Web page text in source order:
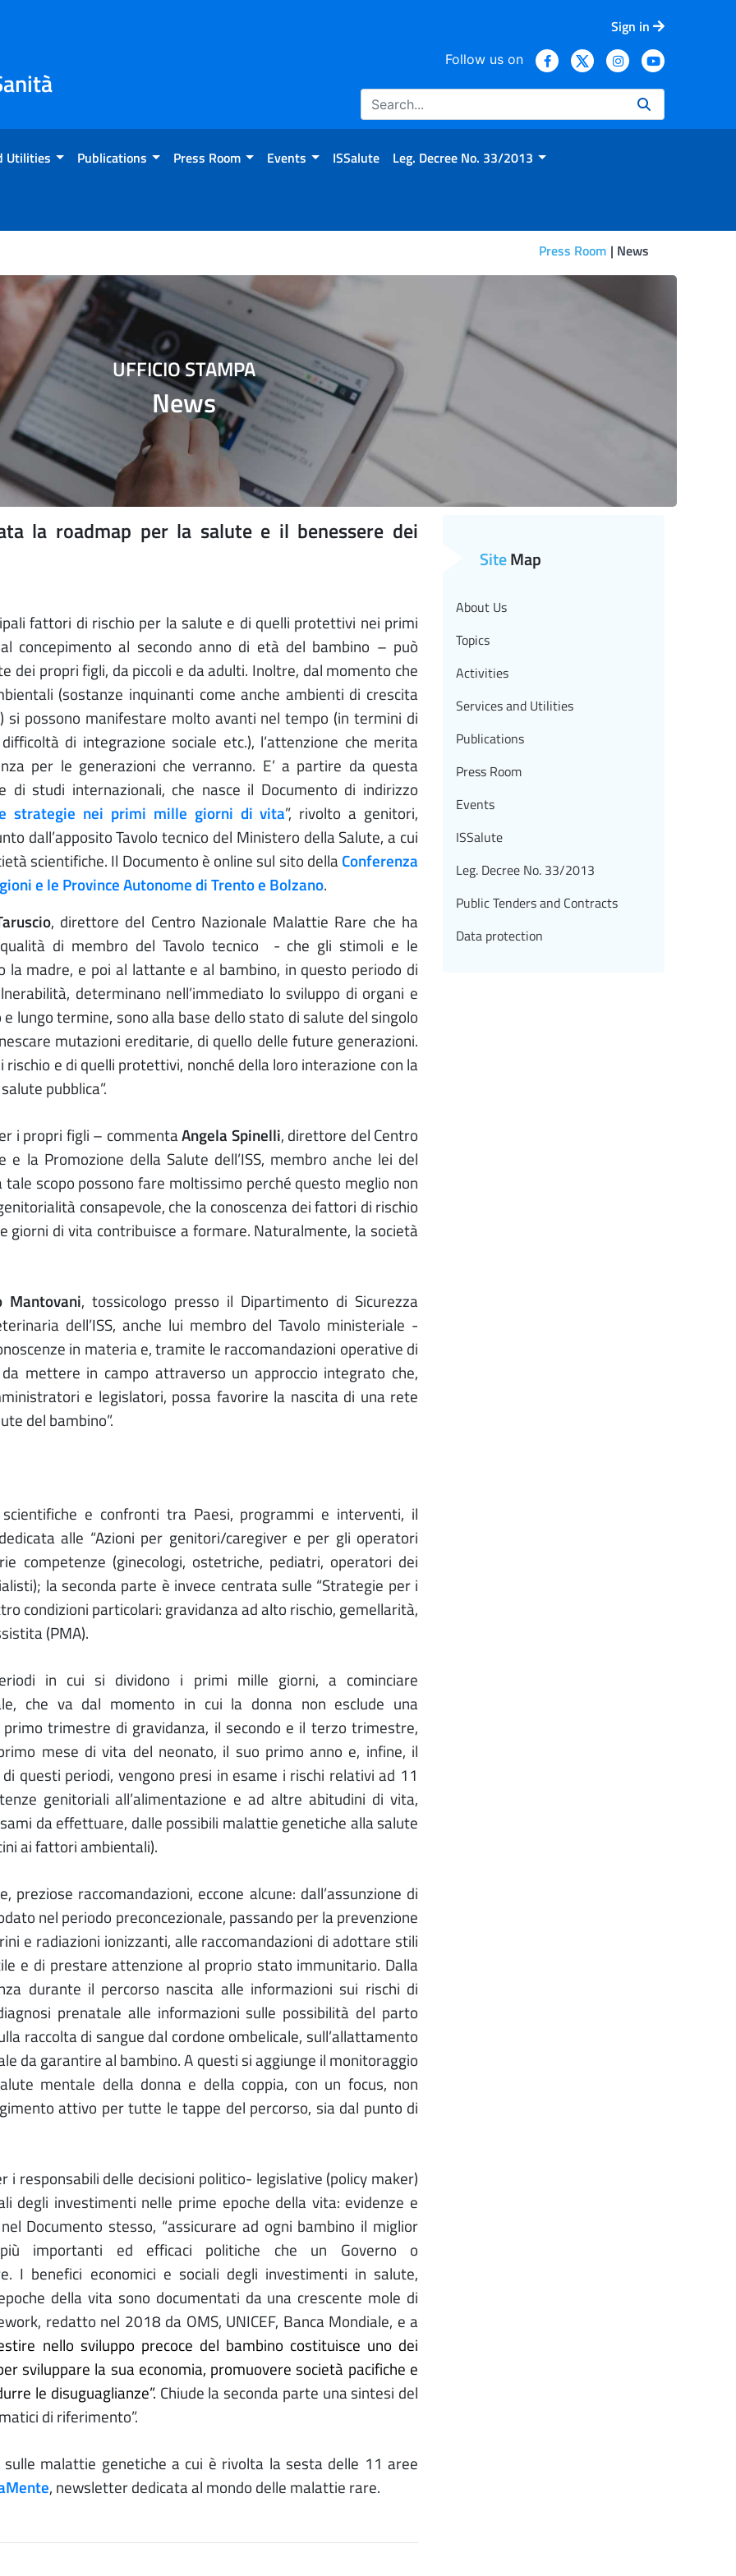
Sign in
Follow us on
Utilities Publications Press Room Events ISSalute Leg. Decree No. 33/2013
Press Room News
la roadmap per la salute e il benessere dei
UFFICIO STAMPA
News
la roadmap per la salute e il benessere dei
fattori di rischio per la salute e di quelli protettivi nei primi
concepimento al secondo anno di età del bambino – può
dei propri figli, da piccoli e da adulti. Inoltre, dal momento che
(sostanze inquinanti come anche ambienti di crescita
possono manifestare molto avanti nel tempo (in termini di
di integrazione sociale etc.), l’attenzione che merita
per le generazioni che verranno. E’ a partire da questa
di studi internazionali, che nasce il Documento di indirizzo
strategie nei primi mille giorni di vita”, rivolto a genitori,
dall’apposito Tavolo tecnico del Ministero della Salute, a cui
scientifiche. Il Documento è online sul sito dellaConferenza
e le Province Autonome di Trento e Bolzano.
, direttore del Centro Nazionale Malattie Rare che ha
di membro del Tavolo tecnico - che gli stimoli e le
madre, e poi al lattante e al bambino, in questo periodo di
determinano nell’immediato lo sviluppo di organi e
lungo termine, sono alla base dello stato di salute del singolo
mutazioni ereditarie, di quello delle future generazioni.
e di quelli protettivi, nonché della loro interazione con la
pubblica”.
i propri figli – commentaAngela Spinelli, direttore del Centro
la Promozione della Salute dell’ISS, membro anche lei del
scopo possono fare moltissimo perché questo meglio non
consapevole, che la conoscenza dei fattori di rischio
di vita contribuisce a formare. Naturalmente, la società
Mantovani, tossicologo presso il Dipartimento di Sicurezza
dell’ISS, anche lui membro del Tavolo ministeriale -
in materia e, tramite le raccomandazioni operative di
mettere in campo attraverso un approccio integrato che,
e legislatori, possa favorire la nascita di una rete
del bambino”.
e confronti tra Paesi, programmi e interventi, il
alle “Azioni per genitori/caregiver e per gli operatori
competenze (ginecologi, ostetriche, pediatri, operatori dei
la seconda parte è invece centrata sulle “Strategie per i
condizioni particolari: gravidanza ad alto rischio, gemellarità,
(PMA).
in cui si dividono i primi mille giorni, a cominciare
che va dal momento in cui la donna non esclude una
trimestre di gravidanza, il secondo e il terzo trimestre,
mese di vita del neonato, il suo primo anno e, infine, il
questi periodi, vengono presi in esame i rischi relativi ad 11
genitoriali all’alimentazione e ad altre abitudini di vita,
da effettuare, dalle possibili malattie genetiche alla salute
ai fattori ambientali).
raccomandazioni, eccone alcune: dall’assunzione di
nel periodo preconcezionale, passando per la prevenzione
e radiazioni ionizzanti, alle raccomandazioni di adottare stili
e di prestare attenzione al proprio stato immunitario. Dalla
durante il percorso nascita alle informazioni sui rischi di
prenatale alle informazioni sulle possibilità del parto
raccolta di sangue dal cordone ombelicale, sull’allattamento
da garantire al bambino. A questi si aggiunge il monitoraggio
mentale della donna e della coppia, con un focus, non
attivo per tutte le tappe del percorso, sia dal punto di
responsabili delle decisioni politico- legislative (policy maker)
degli investimenti nelle prime epoche della vita: evidenze e
Documento stesso, “assicurare ad ogni bambino il miglior
importanti ed efficaci politiche che un Governo o
I benefici economici e sociali degli investimenti in salute,
della vita sono documentati da una crescente mole di
redatto nel 2018 da OMS, UNICEF, Banca Mondiale, e a
nello sviluppo precoce del bambino costituisce uno dei
sviluppare la sua economia, promuovere società pacifiche e
le disuguaglianze”. Chiude la seconda parte una sintesi del
di riferimento”.
malattie genetiche a cui è rivolta la sesta delle 11 aree
, newsletter dedicata al mondo delle malattie rare.
SiteMap
About Us
Topics
Activities
Services and Utilities
Publications
Press Room
Events
ISSalute
Leg. Decree No. 33/2013
Public Tenders and Contracts
Data protection